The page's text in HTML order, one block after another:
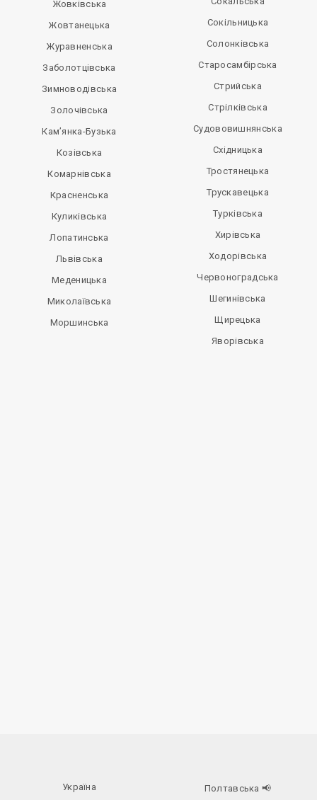
Жовківська
Жовтанецька
Журавненська
Заболотцівська
Зимноводівська
Золочівська
Кам’янка-Бузька
Козівська
Комарнівська
Красненська
Куликівська
Лопатинська
Львівська
Меденицька
Миколаївська
Моршинська
Сокільницька
Солонківська
Старосамбірська
Стрийська
Стрілківська
Судововишнянська
Східницька
Тростянецька
Трускавецька
Турківська
Хирівська
Ходорівська
Червоноградська
Шегинівська
Щирецька
Яворівська
Україна
Полтавська 📢